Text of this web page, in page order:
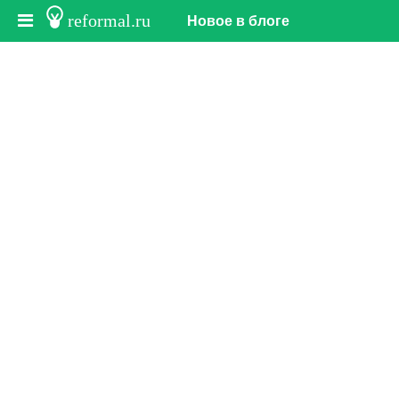
reformal.ru Новое в блоге